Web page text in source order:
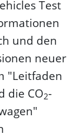
Test
und den
neuer
"Leitfaden
die CO2-